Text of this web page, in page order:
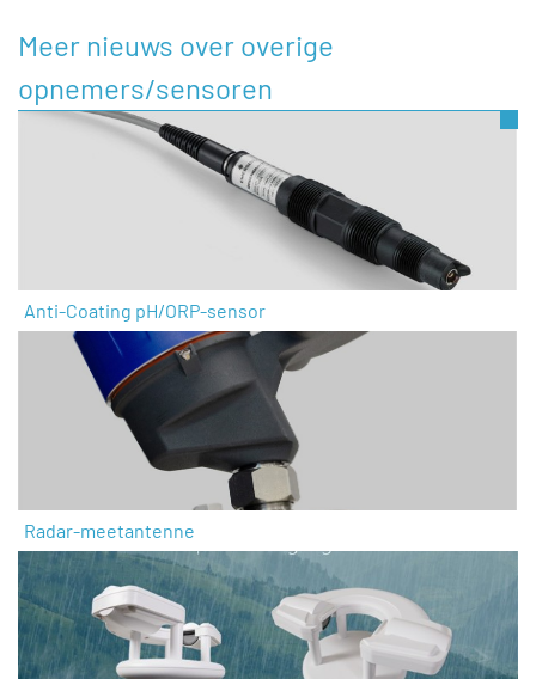
Meer nieuws over overige
opnemers/sensoren
Anti-Coating pH/ORP-sensor
Radar-meetantenne